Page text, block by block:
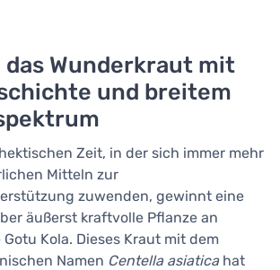
das Wunderkraut mit
und breitem
Zeit, in der sich immer mehr
Mitteln zur
zuwenden, gewinnt eine
äußerst kraftvolle Pflanze an
Kola. Dieses Kraut mit dem
Namen Centella asiaticahat